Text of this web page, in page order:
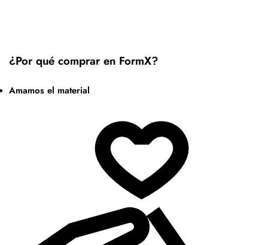
¿Por qué comprar en FormX?
Amamos el material